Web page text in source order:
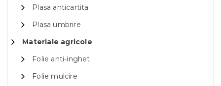
Plasa anticartita
Plasa umbrire
Materiale agricole
Folie anti-inghet
Folie mulcire